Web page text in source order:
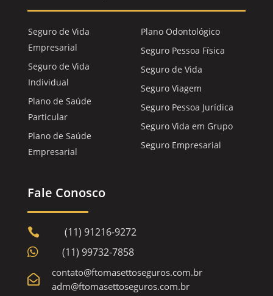
Seguro de Vida
Empresarial
Seguro de Vida
Individual
Plano de Saúde
Particular
Plano de Saúde
Empresarial
Plano Odontológico
Seguro Pessoa Física
Seguro de Vida
Seguro Viagem
Seguro Pessoa Jurídica
Seguro Vida em Grupo
Seguro Empresarial
Fale Conosco
 (11) 91216-9272
 (11) 99732-7858

contato@ftomasettoseguros.com.br
adm@ftomasettoseguros.com.br